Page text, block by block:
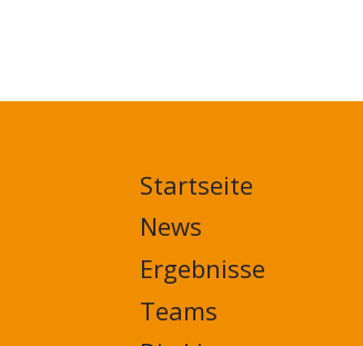
MAIN
NAVIGATION
FOOTER
Startseite
News
Ergebnisse
Teams